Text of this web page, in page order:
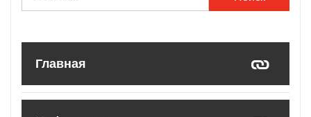
Главная